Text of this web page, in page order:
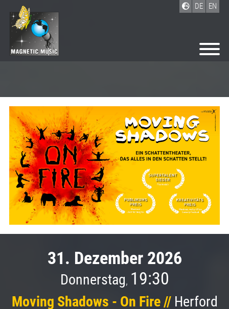
DE EN
31. Dezember 2026
Donnerstag, 19:30
Moving Shadows - On Fire // Herford